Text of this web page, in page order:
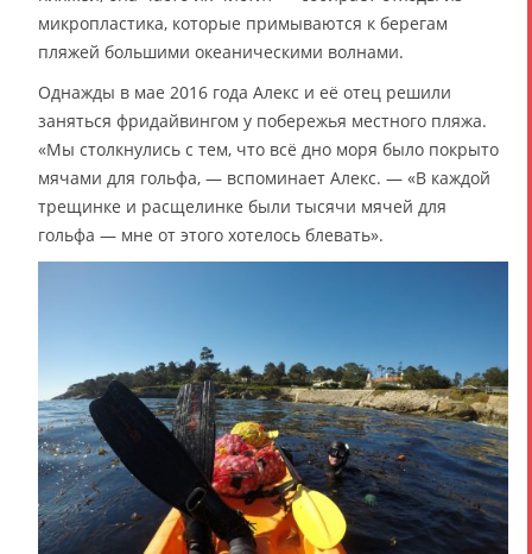
микропластика, которые примываются к берегам
пляжей большими океаническими волнами.
Однажды в мае 2016 года Алекс и её отец решили
заняться фридайвингом у побережья местного пляжа.
«Мы столкнулись с тем, что всё дно моря было покрыто
мячами для гольфа, — вспоминает Алекс. — «В каждой
трещинке и расщелинке были тысячи мячей для
гольфа — мне от этого хотелось блевать».